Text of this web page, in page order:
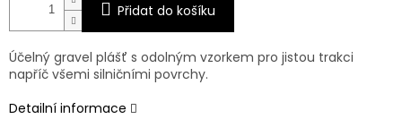
Přidat do košíku
Účelný gravel plášť s odolným vzorkem pro jistou trakci
napříč všemi silničními povrchy.
Detailní informace